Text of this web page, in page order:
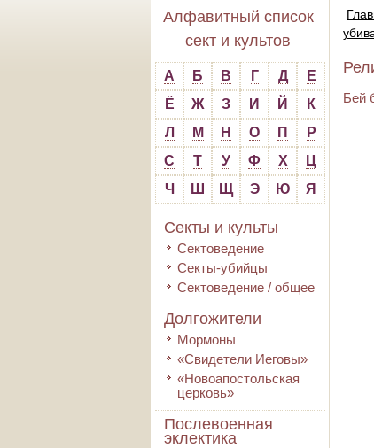
Помощь центру
Алфавитный список
сект и культов
А Б В Г Д
Е
Ё
Ж З И Й
К
Л
М Н О П
Р
С
Т У Ф Х
Ц
Ч
Ш Щ Э Ю Я
Секты и культы
Сектоведение
Секты-убийцы
Сектоведение / общее
Долгожители
Мормоны
«Свидетели Иеговы»
«Новоапостольская
церковь»
Послевоенная
эклектика
Бей